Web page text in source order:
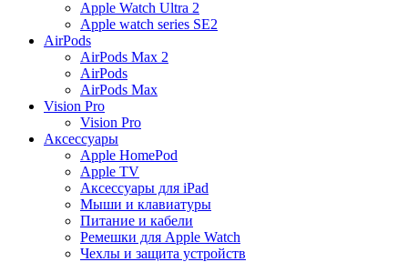
Apple Watch Ultra 2
Apple watch series SE2
AirPods
AirPods Max 2
AirPods
AirPods Max
Vision Pro
Vision Pro
Аксессуары
Apple HomePod
Apple TV
Аксессуары для iPad
Мыши и клавиатуры
Питание и кабели
Ремешки для Apple Watch
Чехлы и защита устройств